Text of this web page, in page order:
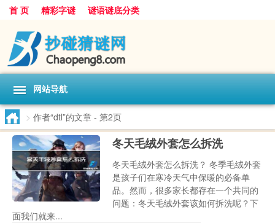
首 页 精彩字谜 谜语谜底分类
网站导航
> 作者“dtl”的文章 - 第2页
冬天毛绒外套怎么拆洗
冬天毛绒外套怎么拆洗？ 冬季毛绒外套
是孩子们在寒冷天气中保暖的必备单
品。然而，很多家长都存在一个共同的
问题：冬天毛绒外套该如何拆洗呢？下
面我们就来...